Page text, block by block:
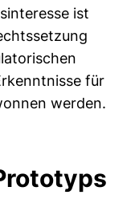
ist
für
werden.